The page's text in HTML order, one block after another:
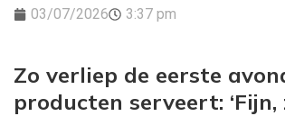
03/07/2026 3:37 pm
Zo verliep de eerste
producten serveert: